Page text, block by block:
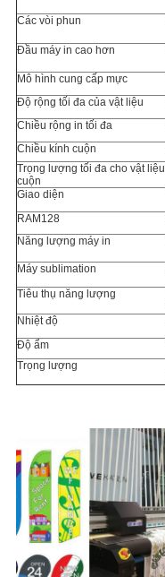
Các vòi phun
Đầu máy in cao hơn
Mô hình cung cấp mực
Độ rộng tối đa của vật liệu
Chiều rộng in tối đa
Chiều kính cuộn
Trọng lượng tối đa cho vật liệu
cuộn
Giao diện
RAM128
Năng lượng máy in
Máy sublimation
Tiêu thụ năng lượng
Nhiệt độ
Độ ẩm
Trọng lượng